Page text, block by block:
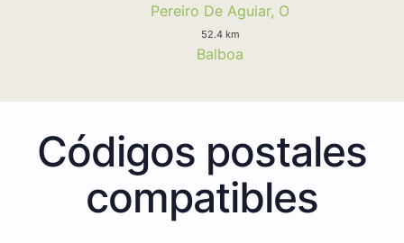
Pereiro De Aguiar, O
52.4 km
Balboa
Códigos postales
compatibles